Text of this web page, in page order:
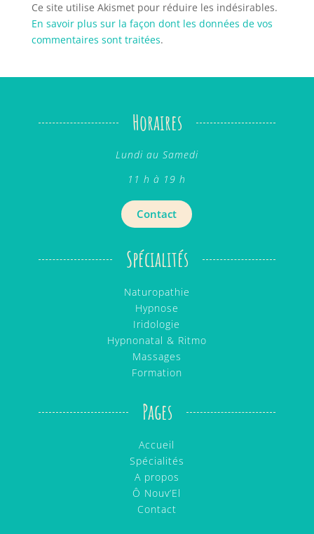
Ce site utilise Akismet pour réduire les indésirables.
En savoir plus sur la façon dont les données de vos
commentaires sont traitées.
Horaires
Lundi au Samedi
11 h à 19 h
Contact
Spécialités
Naturopathie
Hypnose
Iridologie
Hypnonatal & Ritmo
Massages
Formation
Pages
Accueil
Spécialités
A propos
Ô Nouv’El
Contact